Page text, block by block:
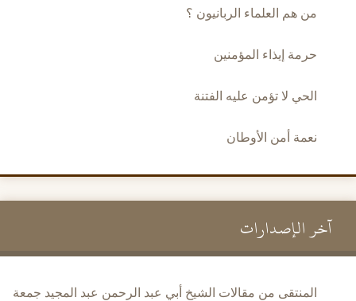
من هم العلماء الربانيون ؟
حرمة إيذاء المؤمنين
الحي لا تؤمن عليه الفتنة
نعمة أمن الأوطان
آخر الإصدارات
المنتقى من مقالات الشيخ أبي عبد الرحمن عبد المجيد جمعة